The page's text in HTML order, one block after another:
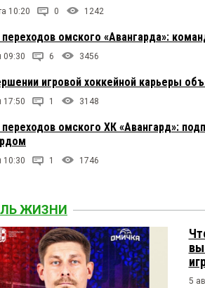
10:20 0 1242
омского «Авангарда»:
09:30 6 3456
игровой хоккейной карьеры
17:50 1 3148
омского ХК «Авангард»:
10:30 1 1746
ЖИЗНИ
5